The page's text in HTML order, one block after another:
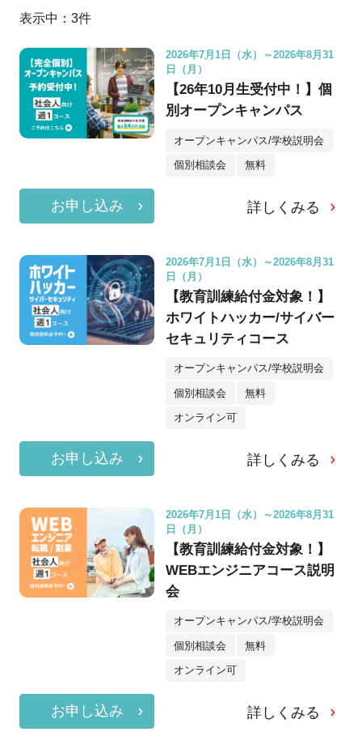
表示中： 3件
2026年7月1日（水）～2026年8月31
日（月）
【26年10月生受付中！】個
別オープンキャンパス
オープンキャンパス/学校説明会
個別相談会 無料
お申し込み 詳しくみる
2026年7月1日（水）～2026年8月31
日（月）
【教育訓練給付金対象！】
ホワイトハッカー/サイバー
セキュリティコース
オープンキャンパス/学校説明会
個別相談会 無料
オンライン可
お申し込み 詳しくみる
2026年7月1日（水）～2026年8月31
日（月）
【教育訓練給付金対象！】
WEBエンジニアコース説明
会
オープンキャンパス/学校説明会
個別相談会 無料
オンライン可
お申し込み 詳しくみる